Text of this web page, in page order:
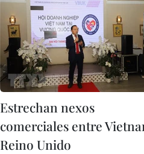
Estrechan nexos
comerciales entre
Reino Unido